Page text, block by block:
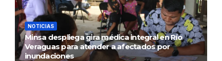
NOTICIAS
Minsa despliega gira médica integral en Río
Veraguas para atender a afectados por
inundaciones